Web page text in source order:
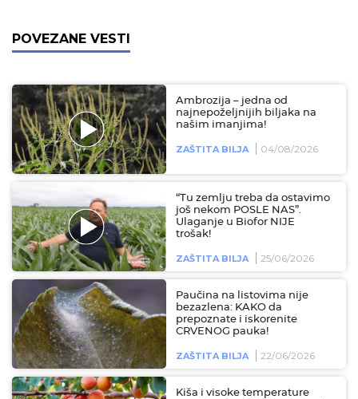
POVEZANE VESTI
Ambrozija – jedna od
najnepoželjnijih biljaka na
našim imanjima!
ZAŠTITA BILJA 04/08/2026
“Tu zemlju treba da ostavimo
još nekom POSLE NAS”.
Ulaganje u Biofor NIJE
trošak!
ZAŠTITA BILJA 25/06/2026
Paučina na listovima nije
bezazlena: KAKO da
prepoznate i iskorenite
CRVENOG pauka!
ZAŠTITA BILJA 22/06/2026
Kiša i visoke temperature